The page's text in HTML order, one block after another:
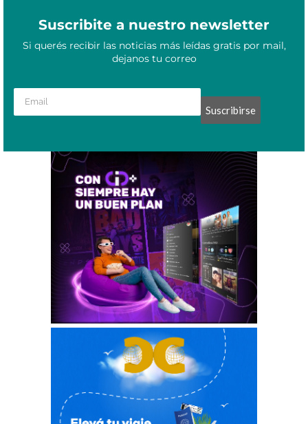
Suscribite a nuestro newsletter
Si querés recibir las noticias más leídas gratis por mail,
dejanos tu correo
Suscribirse